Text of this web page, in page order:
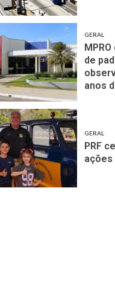
GERAL
de
anos
GERAL
PRF
ações